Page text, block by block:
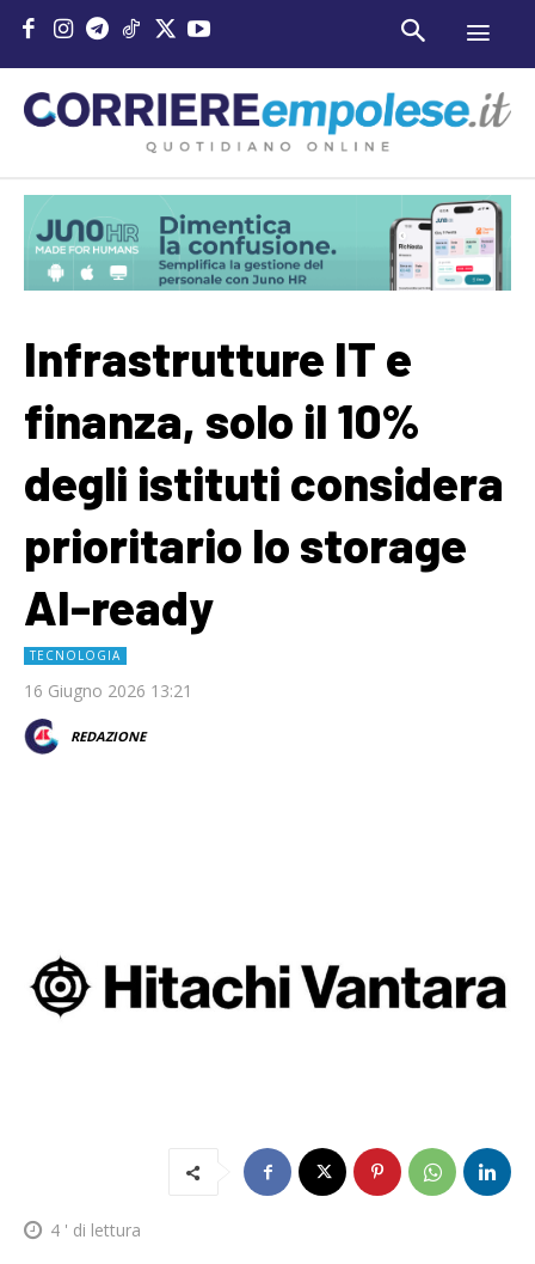
Infrastrutture IT e
finanza, solo il 10%
degli istituti considera
prioritario lo storage
AI-ready
TECNOLOGIA
16 Giugno 2026 13:21
REDAZIONE
4 ' di lettura